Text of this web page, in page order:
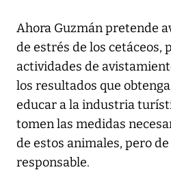
Ahora Guzmán pretende
de estrés de los cetáceos,
actividades de
los resultados que
educar a la industria
tomen las medidas
de estos animales, pero
responsable.